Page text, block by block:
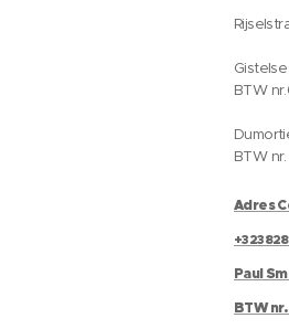
BTW
BTW
Adres
Paul
BTW